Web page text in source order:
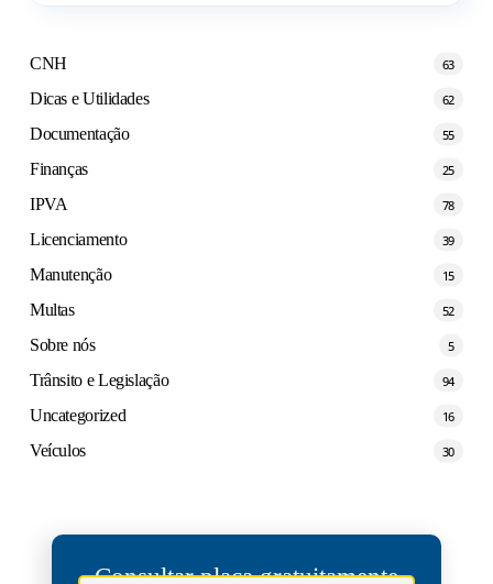
CNH 63
Dicas e Utilidades 62
Documentação 55
Finanças 25
IPVA 78
Licenciamento 39
Manutenção 15
Multas 52
Sobre nós 5
Trânsito e Legislação 94
Uncategorized 16
Veículos 30
Consultar placa gratuitamente